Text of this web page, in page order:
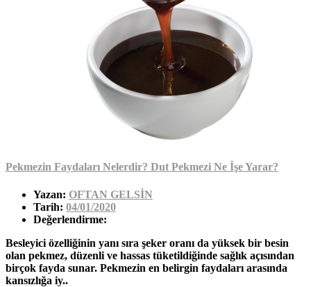
Pekmezin Faydaları Nelerdir? Dut Pekmezi Ne İşe Yarar?
Yazan: OFTAN GELSİN
Tarih: 04/01/2020
Değerlendirme:
Besleyici özelliğinin yanı sıra şeker oranı da yüksek bir besin
olan pekmez, düzenli ve hassas tüketildiğinde sağlık açısından
birçok fayda sunar. Pekmezin en belirgin faydaları arasında
kansızlığa iy..